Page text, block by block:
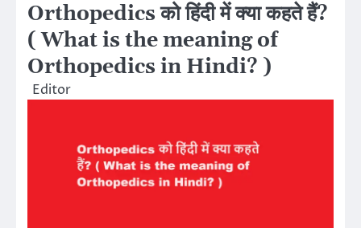
Orthopedics को हिंदी में क्या कहते हैं?
( What is the meaning of
Orthopedics in Hindi? )
Editor